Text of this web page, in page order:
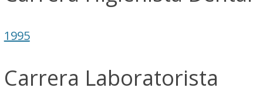
1995
Carrera Laboratorista